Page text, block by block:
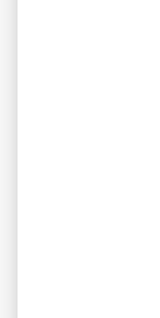
de
●
mais
des
des